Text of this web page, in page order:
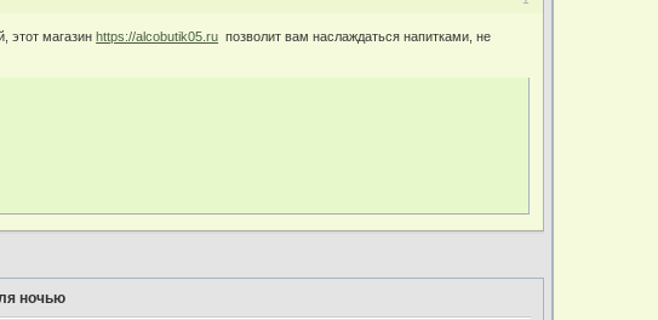
этот магазинhttps://alcobutik05.ru позволит вам наслаждаться напитками, не
ночью